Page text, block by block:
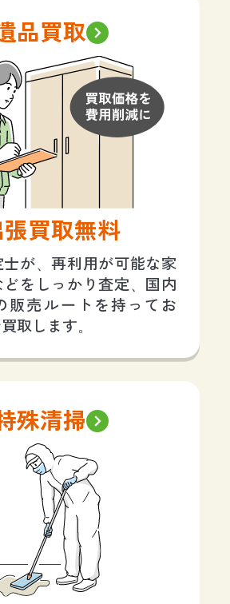
品買取
張買取無料
士が、再利用が可能な家
をしっかり査定、国内
販売ルートを持ってお
取します。
殊清掃